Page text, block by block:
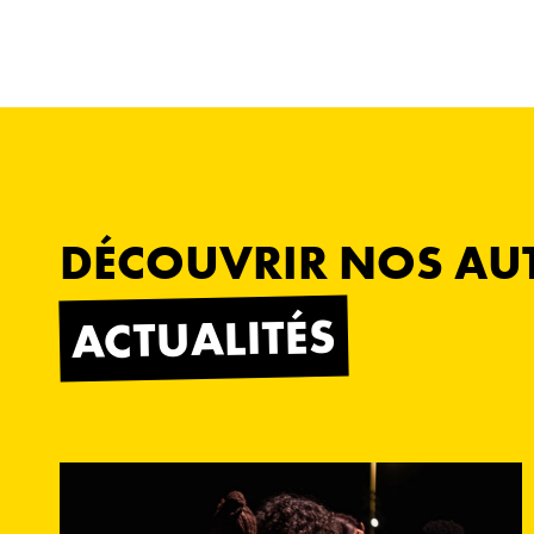
DÉCOUVRIR NOS
ACTUALITÉS